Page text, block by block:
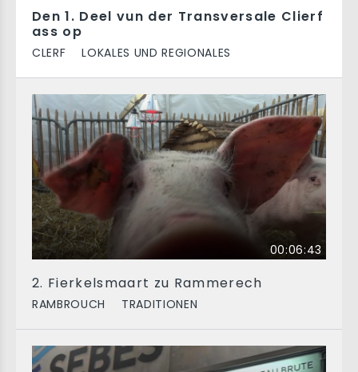
Den 1. Deel vun der Transversale Clierf
ass op
CLERF LOKALES UND REGIONALES
00:06:43
2. Fierkelsmaart zu Rammerech
RAMBROUCH TRADITIONEN